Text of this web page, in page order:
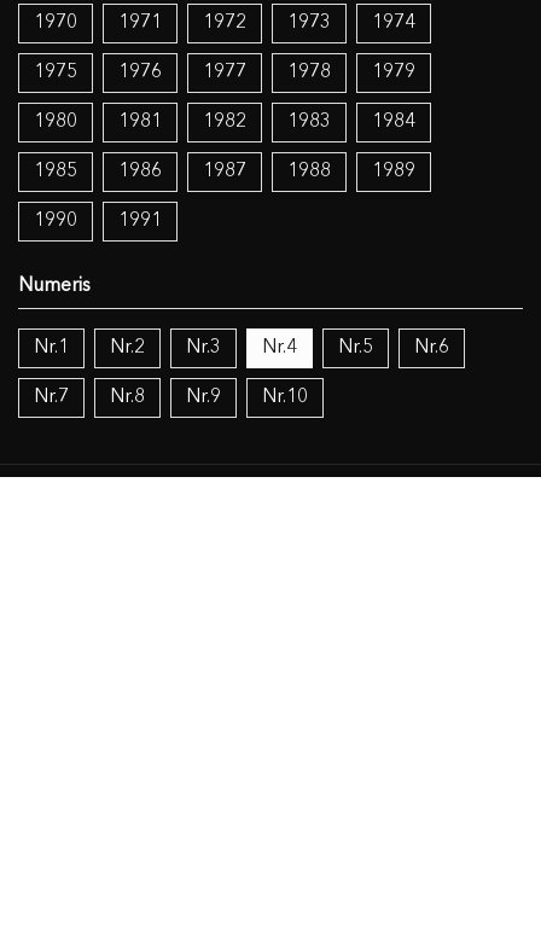
1970 1971 1972 1973 1974
1975 1976 1977 1978 1979
1980 1981 1982 1983 1984
1985 1986 1987 1988 1989
1990 1991
Nr.1 Nr.2 Nr.3 Nr.4 Nr.5 Nr.6
Nr.7 Nr.8 Nr.9 Nr.10